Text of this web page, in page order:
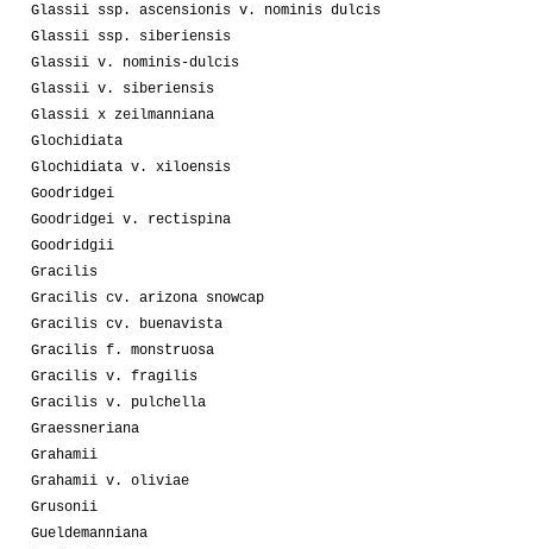
Glassii ssp. ascensionis v. nominis dulcis
Glassii ssp. siberiensis
Glassii v. nominis-dulcis
Glassii v. siberiensis
Glassii x zeilmanniana
Glochidiata
Glochidiata v. xiloensis
Goodridgei
Goodridgei v. rectispina
Goodridgii
Gracilis
Gracilis cv. arizona snowcap
Gracilis cv. buenavista
Gracilis f. monstruosa
Gracilis v. fragilis
Gracilis v. pulchella
Graessneriana
Grahamii
Grahamii v. oliviae
Grusonii
Gueldemanniana